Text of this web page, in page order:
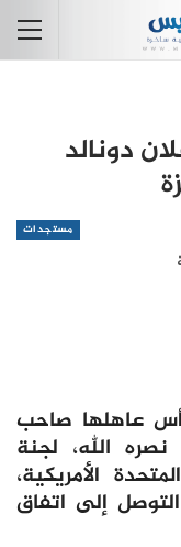
دونالد
مستجدات
عاهلها صاحب
الله، لجنة
الأمريكية،
إلى اتفاق